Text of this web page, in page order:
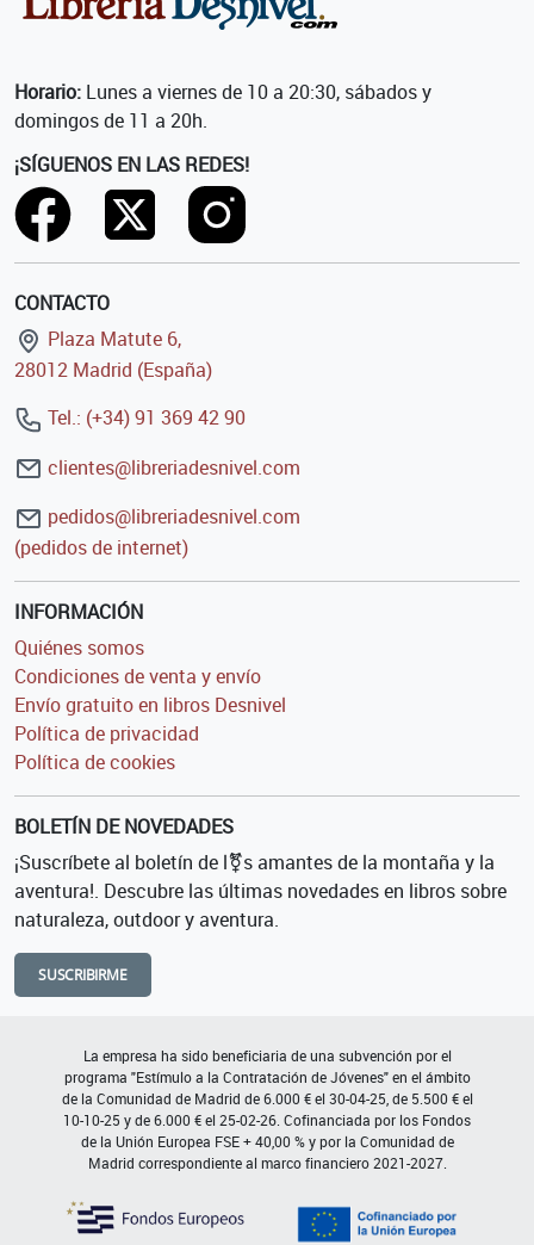
Horario: Lunes a viernes de 10 a 20:30, sábados y
domingos de 11 a 20h.
¡SÍGUENOS EN LAS REDES!
CONTACTO
Plaza Matute 6,
28012 Madrid (España)
Tel.: (+34) 91 369 42 90
clientes@libreriadesnivel.com
pedidos@libreriadesnivel.com
(pedidos de internet)
INFORMACIÓN
Quiénes somos
Condiciones de venta y envío
Envío gratuito en libros Desnivel
Política de privacidad
Política de cookies
BOLETÍN DE NOVEDADES
¡Suscríbete al boletín de l⚧s amantes de la montaña y la
aventura!. Descubre las últimas novedades en libros sobre
naturaleza, outdoor y aventura.
SUSCRIBIRME
La empresa ha sido beneficiaria de una subvención por el
programa "Estímulo a la Contratación de Jóvenes" en el ámbito
de la Comunidad de Madrid de 6.000 € el 30-04-25, de 5.500 € el
10-10-25 y de 6.000 € el 25-02-26. Cofinanciada por los Fondos
de la Unión Europea FSE + 40,00 % y por la Comunidad de
Madrid correspondiente al marco financiero 2021-2027.